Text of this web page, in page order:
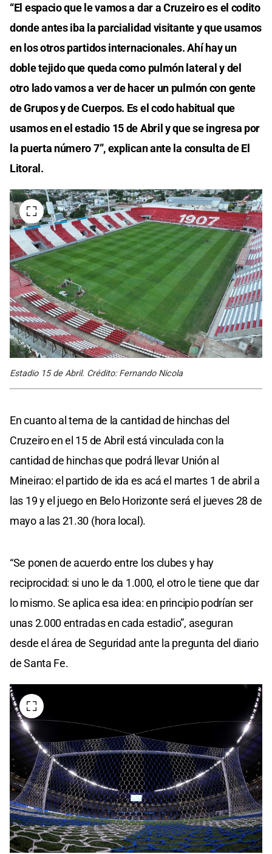
“El espacio que le vamos a dar a Cruzeiro es el codito
donde antes iba la parcialidad visitante y que usamos
en los otros partidos internacionales. Ahí hay un
doble tejido que queda como pulmón lateral y del
otro lado vamos a ver de hacer un pulmón con gente
de Grupos y de Cuerpos. Es el codo habitual que
usamos en el estadio 15 de Abril y que se ingresa por
la puerta número 7”, explican ante la consulta de El
Litoral.
Estadio 15 de Abril. Crédito: Fernando Nicola
En cuanto al tema de la cantidad de hinchas del
Cruzeiro en el 15 de Abril está vinculada con la
cantidad de hinchas que podrá llevar Unión al
Mineirao: el partido de ida es acá el martes 1 de abril a
las 19 y el juego en Belo Horizonte será el jueves 28 de
mayo a las 21.30 (hora local).
“Se ponen de acuerdo entre los clubes y hay
reciprocidad: si uno le da 1.000, el otro le tiene que dar
lo mismo. Se aplica esa idea: en principio podrían ser
unas 2.000 entradas en cada estadio”, aseguran
desde el área de Seguridad ante la pregunta del diario
de Santa Fe.